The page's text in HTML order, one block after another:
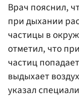
Врач пояснил,
при дыхании
частицы в
отметил, что
частиц
выдыхает
указал